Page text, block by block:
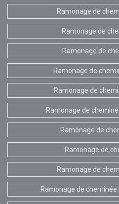
Ramonage de
Ramonage de
Ramonage de
Ramonage de
Ramonage de
Ramonage de
Ramonage de
Ramonage de
Ramonage de
Ramonage de cheminée